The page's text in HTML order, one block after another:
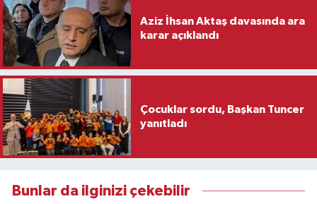
Aziz İhsan Aktaş davasında ara
karar açıklandı
Çocuklar sordu, Başkan Tuncer
yanıtladı
Bunlar da ilginizi çekebilir